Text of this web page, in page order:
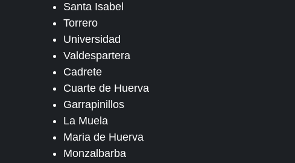
Santa Isabel
Torrero
Universidad
Valdespartera
Cadrete
Cuarte de Huerva
Garrapinillos
La Muela
Maria de Huerva
Monzalbarba